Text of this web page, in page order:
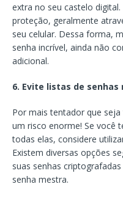
extra no seu castelo
proteção, geralmente
seu celular. Dessa forma,
senha incrível, ainda não
adicional.
6. Evite listas de senhas
Por mais tentador que
um risco enorme! Se você
todas elas, considere
Existem diversas opções
suas senhas
senha mestra.